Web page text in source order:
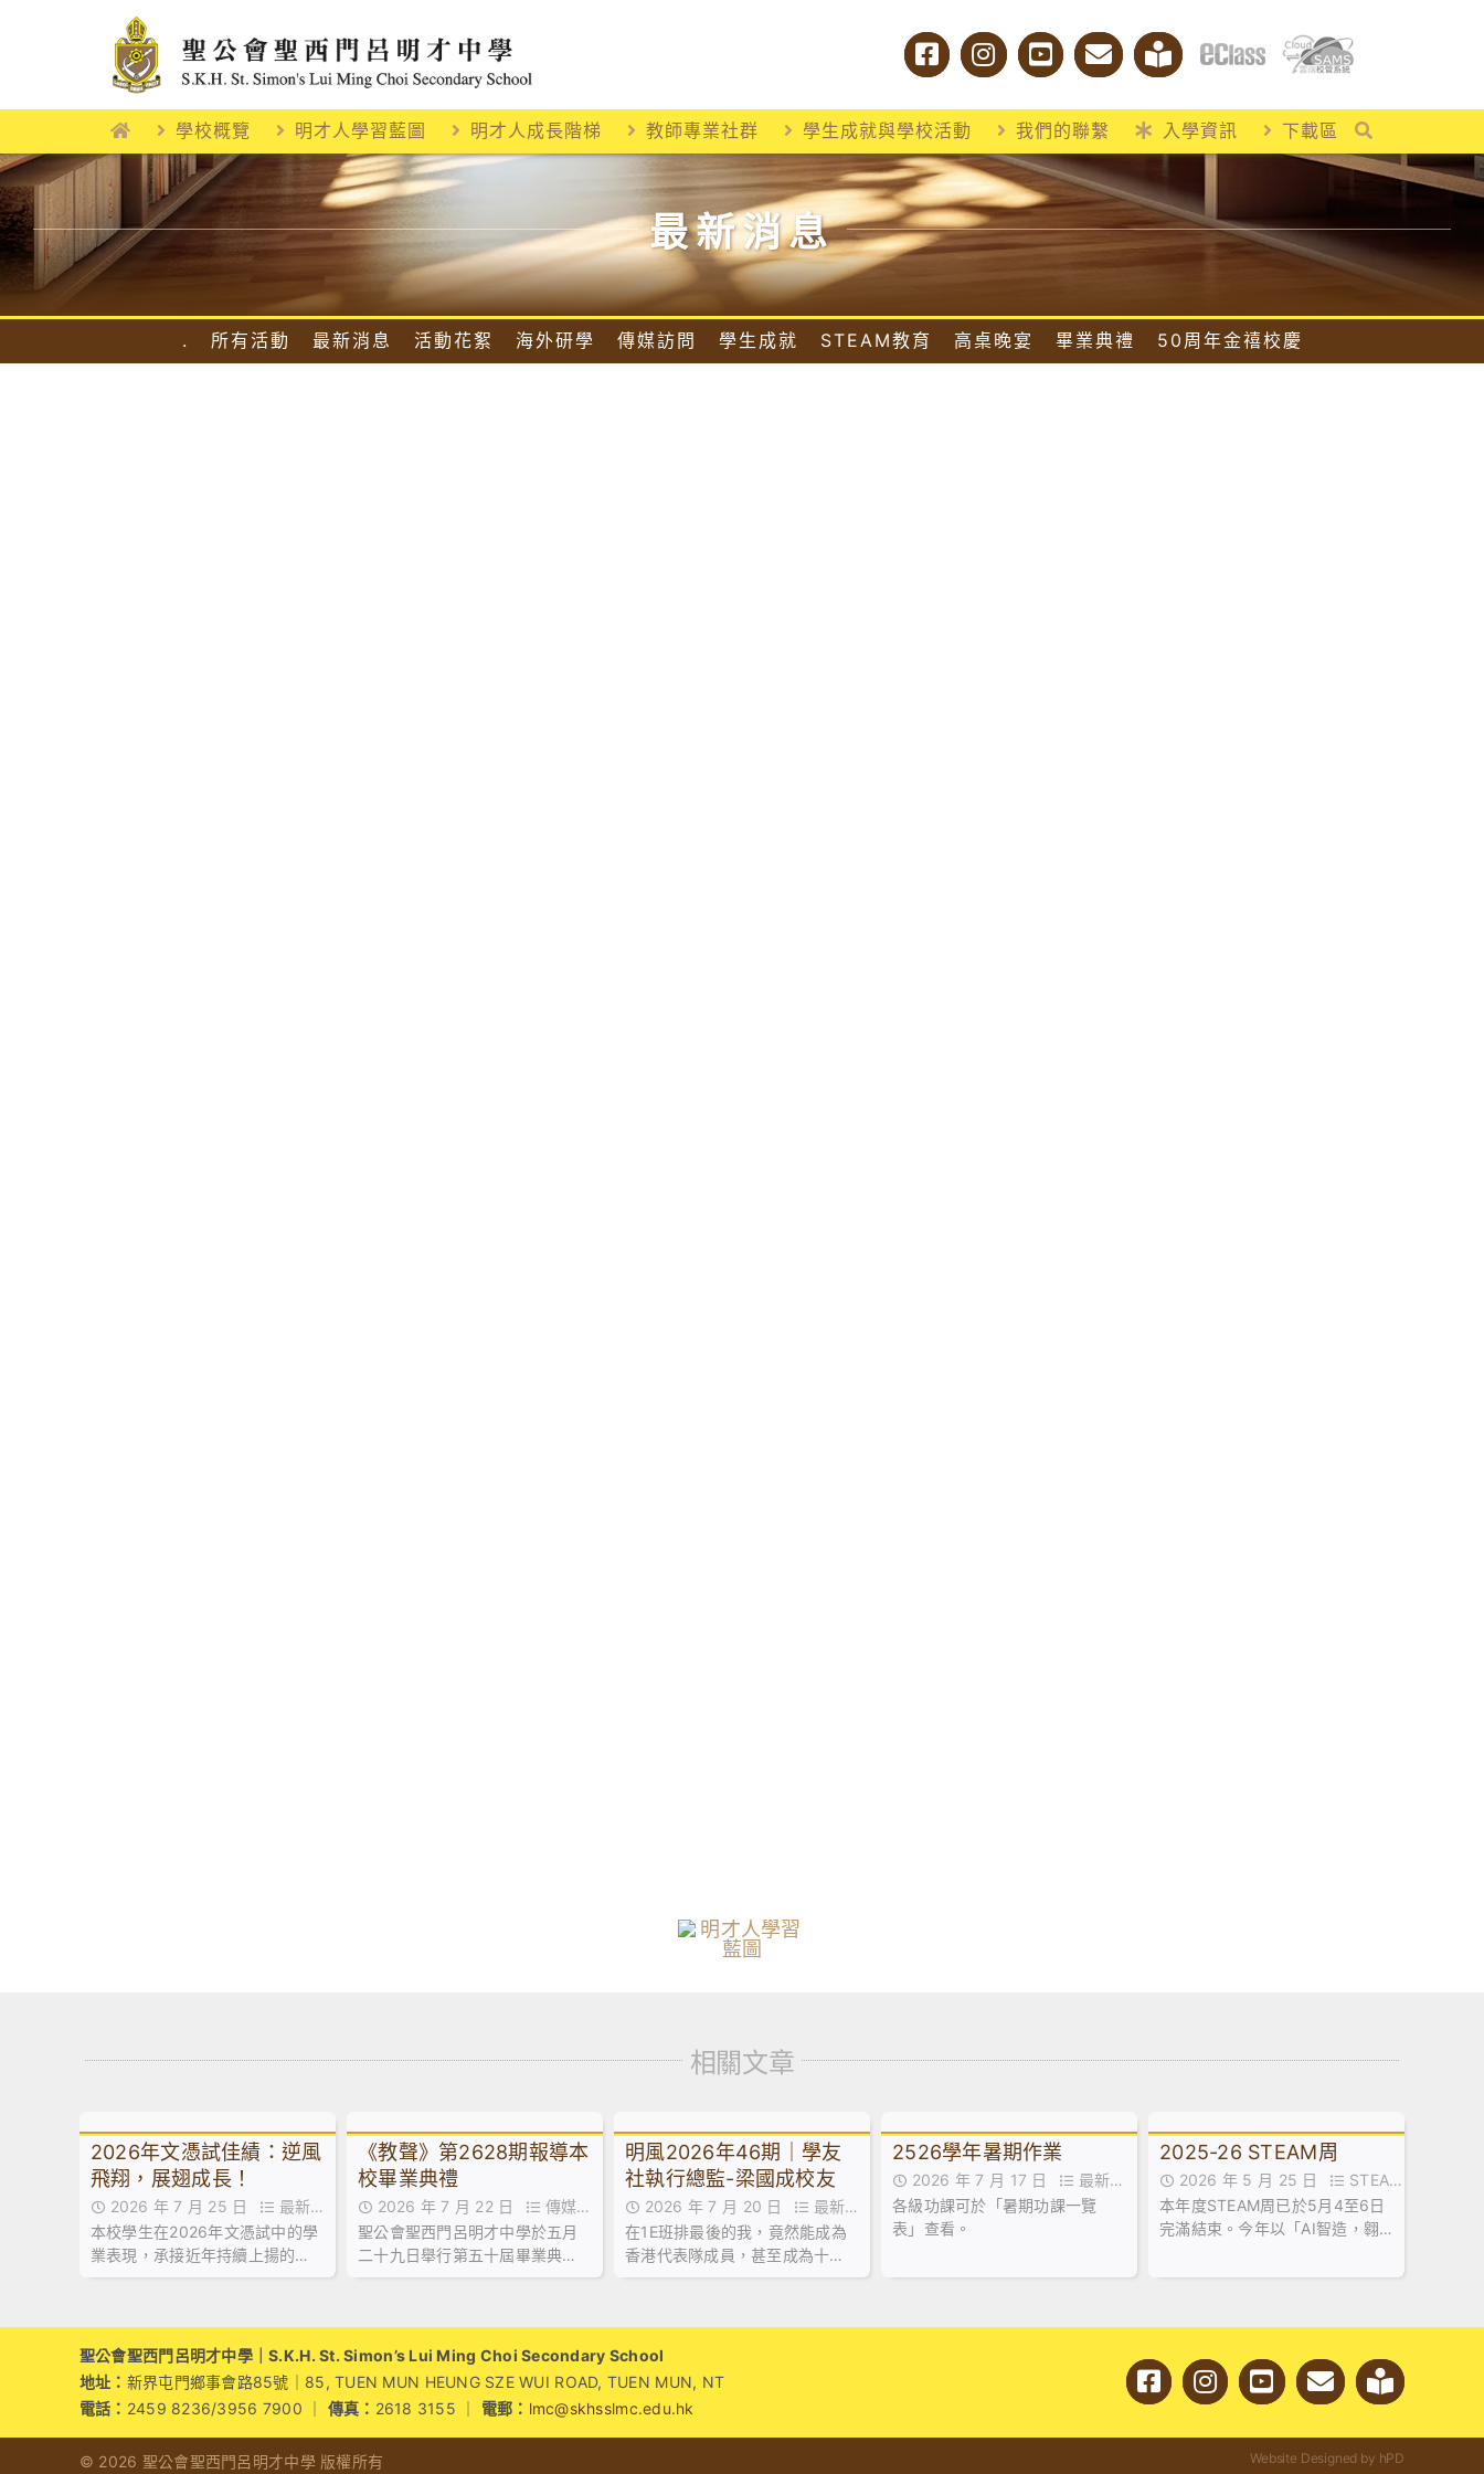
學校概覽 明才人學習藍圖 明才人成長階梯 教師專業社群 學生成就與學校活動 我們的聯繫 入學資訊 下載區
最新消息
. 所有活動 最新消息 活動花絮 海外研學 傳媒訪問 學生成就 STEAM教育 高桌晚宴 畢業典禮 50周年金禧校慶
相關文章
2026年文憑試佳績：逆風
飛翔，展翅成長！
2026 年 7 月 25 日
息
本校學生在2026年文憑試中的學
業表現，承接近年持續上揚的趨
勢，保持良好勢頭，繼續穩中求
《教聲》第2628期報導本
校畢業典禮
2026 年 7 月 22 日
問,最新消息
聖公會聖西門呂明才中學於五月
二十九日舉行第五十屆畢業典
禮，由教育局首席教育主任(課程
賓，並向畢業生致訓辭及授憑。
明風2026年46期｜學友
社執行總監-梁國成校友
2026 年 7 月 20 日
息
在1E班排最後的我，竟然能成為
香港代表隊成員，甚至成為十大
傑青。
2526學年暑期作業
2026 年 7 月 17 日
息
各級功課可於「暑期功課一覽
表」查看。
2025-26 STEAM周
2026 年 5 月 25 日
教育組,最新消息
本年度STEAM周已於5月4至6日
完滿結束。今年以「AI智造，翱
蓋人工智能與無人機技術的多元
聖公會聖西門呂明才中學｜S.K.H. St. Simon’s Lui Ming Choi Secondary School
地址： 新界屯門鄉事會路85號｜85, TUEN MUN HEUNG SZE WUI ROAD, TUEN MUN, NT
電話： 2459 8236/3956 7900 ｜ 傳真： 2618 3155 ｜ 電郵： lmc@skhsslmc.edu.hk
© 2026 聖公會聖西門呂明才中學 版權所有 Website Designed by hPD